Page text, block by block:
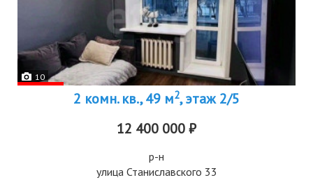
10
2 комн. кв., 49 м2, этаж 2/5
12 400 000 ₽
р-н
улица Станиславского 33